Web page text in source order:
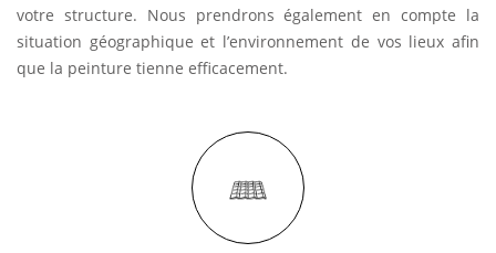
votre structure. Nous prendrons également en compte la
situation géographique et l’environnement de vos lieux afin
que la peinture tienne efficacement.